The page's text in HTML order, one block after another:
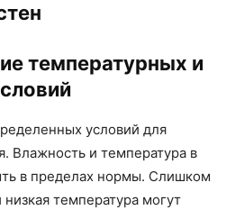
температурных и
условий для
Влажность и температура в
в пределах нормы. Слишком
температура могут